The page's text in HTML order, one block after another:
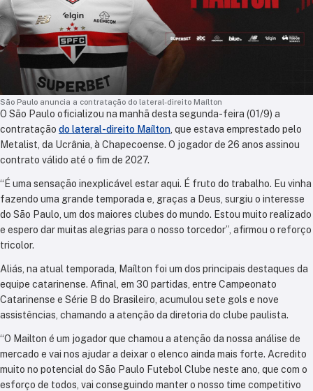
São Paulo anuncia a contratação do lateral-direito Maílton
O São Paulo oficializou na manhã desta segunda-feira (01/9) a
contratação do lateral-direito Maílton , que estava emprestado pelo
Metalist, da Ucrânia, à Chapecoense. O jogador de 26 anos assinou
contrato válido até o fim de 2027.
“É uma sensação inexplicável estar aqui. É fruto do trabalho. Eu vinha
fazendo uma grande temporada e, graças a Deus, surgiu o interesse
do São Paulo, um dos maiores clubes do mundo. Estou muito realizado
e espero dar muitas alegrias para o nosso torcedor”, afirmou o reforço
tricolor.
Aliás, na atual temporada, Maílton foi um dos principais destaques da
equipe catarinense. Afinal, em 30 partidas, entre Campeonato
Catarinense e Série B do Brasileiro, acumulou sete gols e nove
assistências, chamando a atenção da diretoria do clube paulista.
“O Mailton é um jogador que chamou a atenção da nossa análise de
mercado e vai nos ajudar a deixar o elenco ainda mais forte. Acredito
muito no potencial do São Paulo Futebol Clube neste ano, que com o
esforço de todos, vai conseguindo manter o nosso time competitivo